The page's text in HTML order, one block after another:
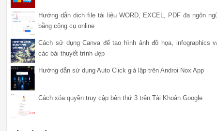
Hướng dẫn dịch file tài liệu WORD, EXCEL, PDF đa ngôn
bằng công cụ online
Cách sử dụng Canva để tạo hình ảnh đồ họa, infographics
các bài thuyết trình đẹp
Hướng dẫn sử dụng Auto Click giả lập trên Androi Nox App
Cách xóa quyền truy cập bên thứ 3 trên Tài Khoản Google